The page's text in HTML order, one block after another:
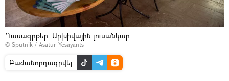
Դասագրքեր. Արխիվային լուսանկար
© Sputnik / Asatur Yesayants
Բաժանորդագրվել